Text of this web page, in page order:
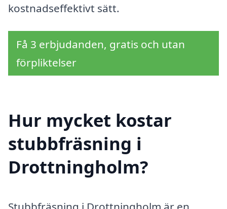
kostnadseffektivt sätt.
Få 3 erbjudanden, gratis och utan
förpliktelser
Hur mycket kostar
stubbfräsning i
Drottningholm?